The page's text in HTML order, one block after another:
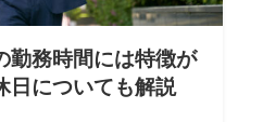
勤務時間には特徴が
日についても解説